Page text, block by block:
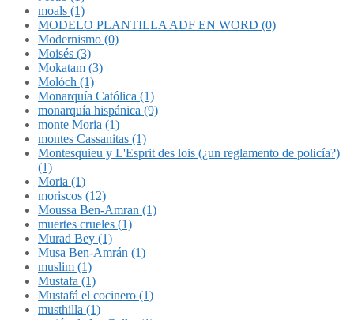
moals (1)
MODELO PLANTILLA ADF EN WORD (0)
Modernismo (0)
Moisés (3)
Mokatam (3)
Molóch (1)
Monarquía Católica (1)
monarquía hispánica (9)
monte Moria (1)
montes Cassanitas (1)
Montesquieu y L'Esprit des lois (¿un reglamento de policía?)
(1)
Moria (1)
moriscos (12)
Moussa Ben-Amran (1)
muertes crueles (1)
Murad Bey (1)
Musa Ben-Amrán (1)
muslim (1)
Mustafa (1)
Mustafá el cocinero (1)
musthilla (1)